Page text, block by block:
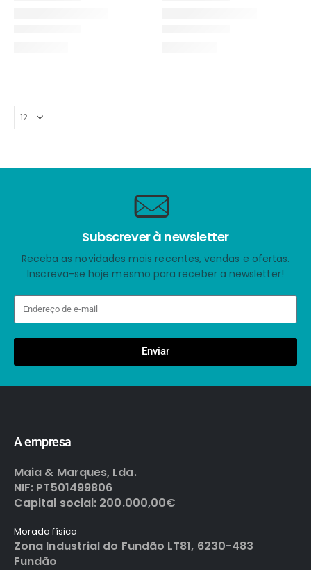
Subscrever à newsletter
Receba as novidades mais recentes, vendas e ofertas.
Inscreva-se hoje mesmo para receber a newsletter!
Enviar
A empresa
Maia & Marques, Lda.
NIF: PT501499806
Capital social: 200.000,00€
Morada física
Zona Industrial do Fundão LT81, 6230-483
Fundão